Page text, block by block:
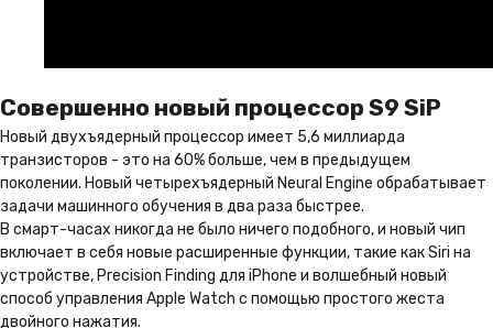
Совершенно новый процессор S9 SiP
Новый двухъядерный процессор имеет 5,6 миллиарда
транзисторов - это на 60% больше, чем в предыдущем
поколении. Новый четырехъядерный Neural Engine обрабатывает
задачи машинного обучения в два раза быстрее.
В смарт-часах никогда не было ничего подобного, и новый чип
включает в себя новые расширенные функции, такие как Siri на
устройстве, Precision Finding для iPhone и волшебный новый
способ управления Apple Watch с помощью простого жеста
двойного нажатия.